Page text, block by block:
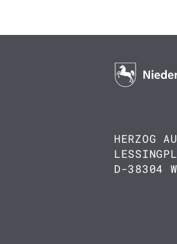
HERZOG
D-38304